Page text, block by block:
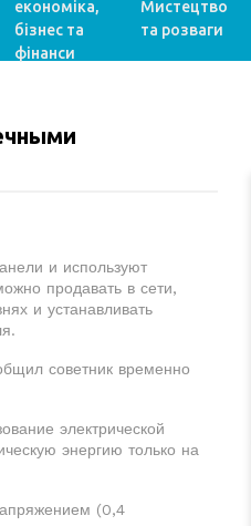
економіка,
бізнес та
фінанси
Мистецтво
та розваги
и используют
продавать в сети,
и устанавливать
советник временно
электрической
энергию только на
(0,4